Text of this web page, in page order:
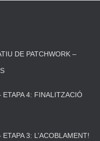
DE PATCHWORK –
ETAPA 4: FINALITZACIÓ
3: L’ACOBLAMENT!